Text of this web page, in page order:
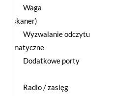
Waga
skaner)
Wyzwalanie odczytu
Dodatkowe porty
Radio / zasięg